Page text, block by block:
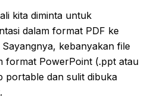
kita diminta untuk
dalam format PDF ke
kebanyakan file
format PowerPoint (.ppt atau
portable dan sulit dibuka